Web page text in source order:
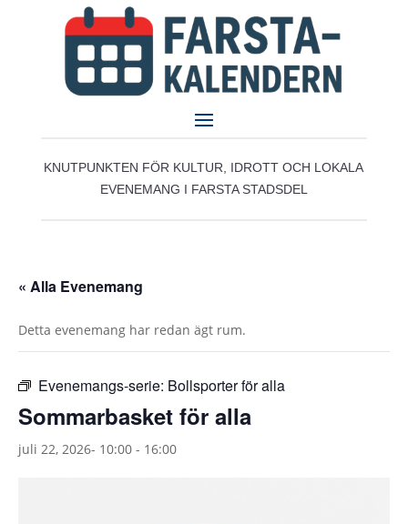
KNUTPUNKTEN FÖR KULTUR, IDROTT OCH LOKALA
EVENEMANG I FARSTA STADSDEL
« Alla Evenemang
Detta evenemang har redan ägt rum.
Evenemangs-serie: Bollsporter för alla
Sommarbasket för alla
juli 22, 2026- 10:00 - 16:00